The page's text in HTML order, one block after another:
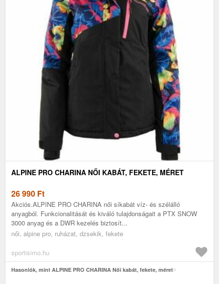
ALPINE PRO CHARINA NŐI KABÁT, FEKETE, MÉRET
26 990 Ft
Akciós.ALPINE PRO CHARINA női síkabát víz- és szélálló
anyagból. Funkcionalitását és kiváló tulajdonságait a PTX SNOW
3000 anyag és a DWR kezelés biztosít...
női, alpine pro, ruházat, dzsekik, fekete
sportisimo.hu
Hasonlók, mint ALPINE PRO CHARINA Női kabát, fekete, méret